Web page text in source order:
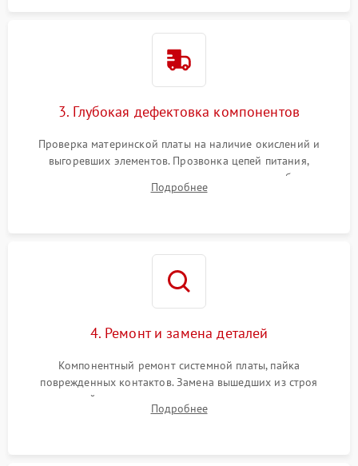
3. Глубокая дефектовка компонентов
Проверка материнской платы на наличие окислений и
выгоревших элементов. Прозвонка цепей питания,
тестирование приводных моторов колес и турбины
всасывания. Оценка состояния оптических и инфракрасных
Подробнее
4. Ремонт и замена деталей
Компонентный ремонт системной платы, пайка
поврежденных контактов. Замена вышедших из строя
двигателей, изношенного аккумулятора, неисправного
лидара или помпы подачи воды. Восстановление шлейфов и
Подробнее